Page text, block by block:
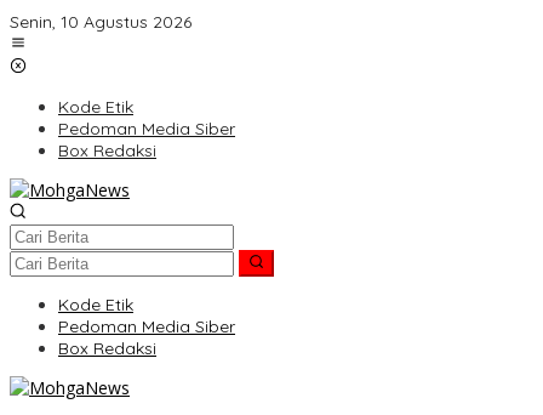
Lewati
ke
konten
Senin, 10 Agustus 2026
Kode Etik
Pedoman Media Siber
Box Redaksi
Kode Etik
Pedoman Media Siber
Box Redaksi